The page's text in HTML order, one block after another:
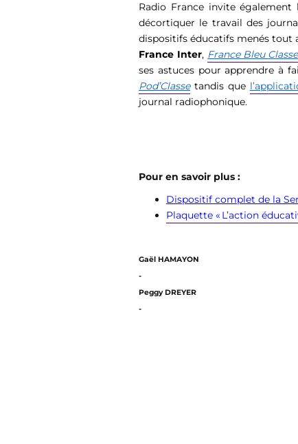
Radio France invite également
décortiquer le travail des
dispositifs éducatifs menés tout
France Inter, France Bleu
ses astuces pour apprendre à
Pod’Classe tandisque
journal radiophonique.
Pour en savoir plus :
Dispositif complet de la
Plaquette « L’action
Gaël HAMAYON
-
Peggy DREYER
-